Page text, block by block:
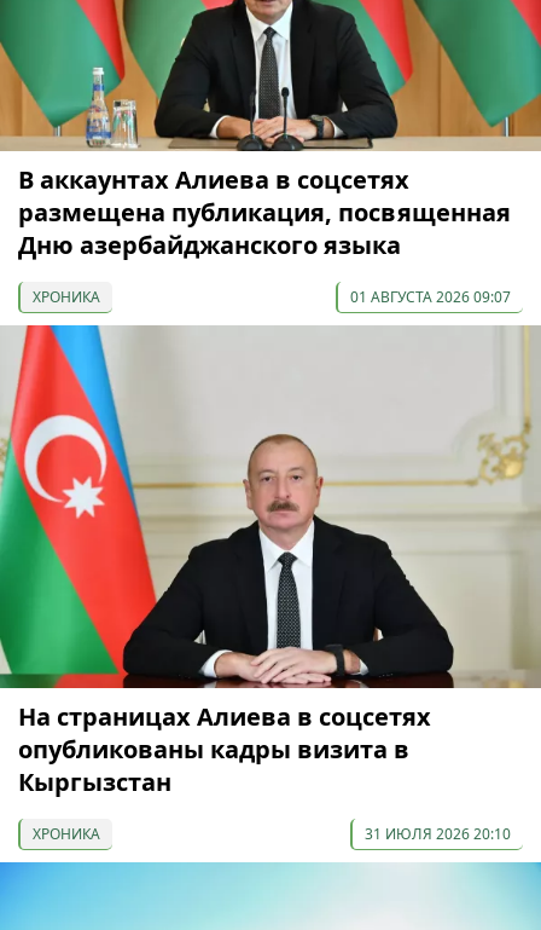
В аккаунтах Алиева в соцсетях
размещена публикация, посвященная
Дню азербайджанского языка
ХРОНИКА 01 АВГУСТА 2026 09:07
На страницах Алиева в соцсетях
опубликованы кадры визита в
Кыргызстан
ХРОНИКА 31 ИЮЛЯ 2026 20:10